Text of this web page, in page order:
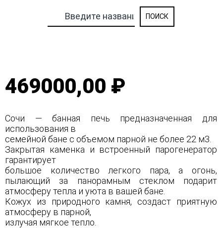
469000,00 ₽
Сочи — банная печь предназначенная для
использования в
семейной бане с объемом парной не более 22 м3.
Закрытая каменка и встроенный парогенератор
гарантирует
большое количество легкого пара, а огонь,
пылающий за панорамным стеклом подарит
атмосферу тепла и уюта в вашей бане.
Кожух из природного камня, создаст приятную
атмосферу в парной,
излучая мягкое тепло.